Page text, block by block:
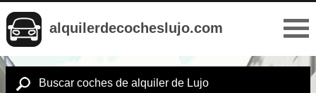
alquilerdecocheslujo.com
Buscar coches de alquiler de Lujo